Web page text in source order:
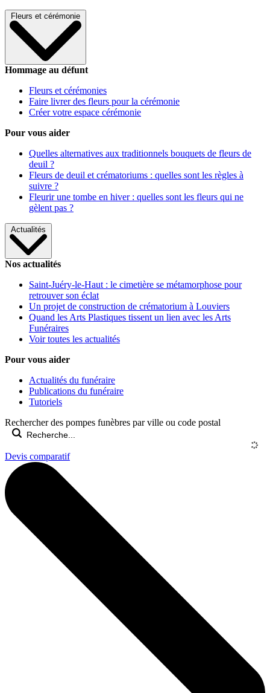
Fleurs et cérémonie
Hommage au défunt
Fleurs et cérémonies
Faire livrer des fleurs pour la cérémonie
Créer votre espace cérémonie
Pour vous aider
Quelles alternatives aux traditionnels bouquets de fleurs de
deuil ?
Fleurs de deuil et crématoriums : quelles sont les règles à
suivre ?
Fleurir une tombe en hiver : quelles sont les fleurs qui ne
gèlent pas ?
Actualités
Nos actualités
Saint-Juéry-le-Haut : le cimetière se métamorphose pour
retrouver son éclat
Un projet de construction de crématorium à Louviers
Quand les Arts Plastiques tissent un lien avec les Arts
Funéraires
Voir toutes les actualités
Pour vous aider
Actualités du funéraire
Publications du funéraire
Tutoriels
Rechercher des pompes funèbres par ville ou code postal
Devis comparatif